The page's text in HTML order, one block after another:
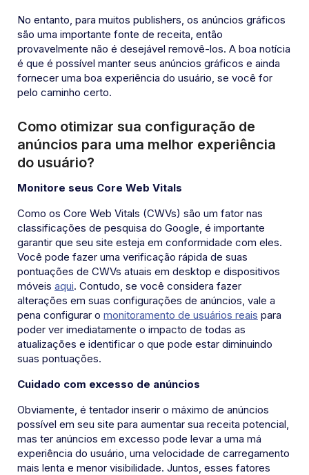
No entanto, para muitos publishers, os anúncios gráficos
são uma importante fonte de receita, então
provavelmente não é desejável removê-los. A boa notícia
é que é possível manter seus anúncios gráficos e ainda
fornecer uma boa experiência do usuário, se você for
pelo caminho certo.
Como otimizar sua configuração de
anúncios para uma melhor experiência
do usuário?
Monitore seus Core Web Vitals
Como os Core Web Vitals (CWVs) são um fator nas
classificações de pesquisa do Google, é importante
garantir que seu site esteja em conformidade com eles.
Você pode fazer uma verificação rápida de suas
pontuações de CWVs atuais em desktop e dispositivos
móveis aqui. Contudo, se você considera fazer
alterações em suas configurações de anúncios, vale a
pena configurar o monitoramento de usuários reais para
poder ver imediatamente o impacto de todas as
atualizações e identificar o que pode estar diminuindo
suas pontuações.
Cuidado com excesso de anúncios
Obviamente, é tentador inserir o máximo de anúncios
possível em seu site para aumentar sua receita potencial,
mas ter anúncios em excesso pode levar a uma má
experiência do usuário, uma velocidade de carregamento
mais lenta e menor visibilidade. Juntos, esses fatores